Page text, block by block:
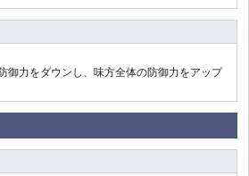
御力をダウンし、味方全体の防御力をアップ